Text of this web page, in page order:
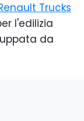
Trucks
l'edilizia
da